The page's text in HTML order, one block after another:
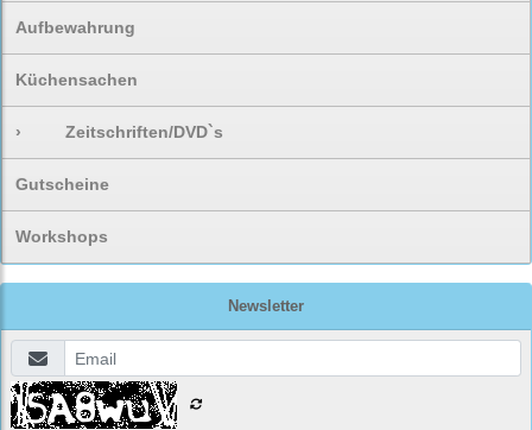
Aufbewahrung
Küchensachen
› Zeitschriften/DVD`s
Gutscheine
Workshops
Newsletter